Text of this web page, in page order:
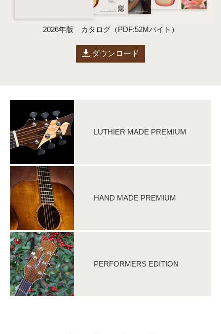
2026年版 カタログ（PDF:52Mバイト）
ダウンロード
LUTHIER MADE PREMIUM
HAND MADE PREMIUM
PERFORMERS EDITION